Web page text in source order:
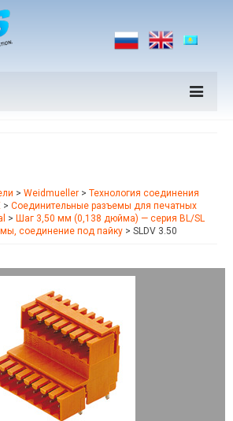
> Weidmueller > Технология соединения
> Соединительные разъемы для печатных
> Шаг 3,50 мм (0,138 дюйма) — серия BL/SL
соединение под пайку > SLDV 3.50